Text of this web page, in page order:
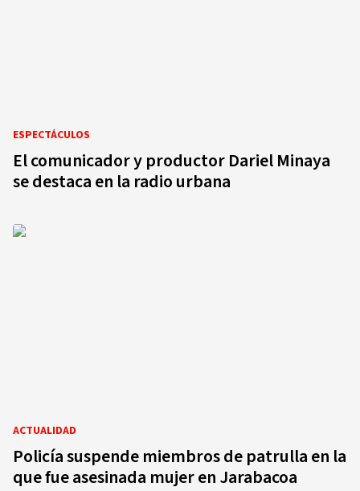
ESPECTÁCULOS
El comunicador y productor Dariel Minaya
se destaca en la radio urbana
ACTUALIDAD
Policía suspende miembros de patrulla en la
que fue asesinada mujer en Jarabacoa